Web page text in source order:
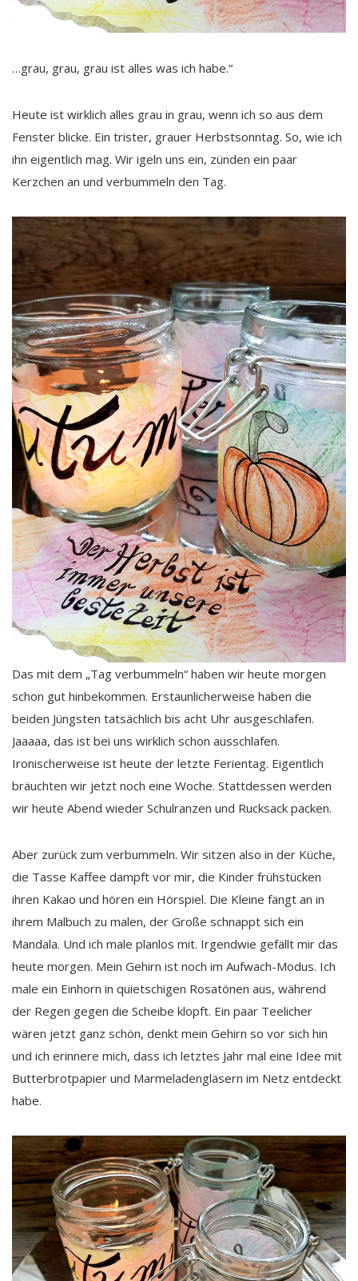
…grau, grau, grau ist alles was ich habe.“
Heute ist wirklich alles grau in grau, wenn ich so aus dem
Fenster blicke. Ein trister, grauer Herbstsonntag. So, wie ich
ihn eigentlich mag. Wir igeln uns ein, zünden ein paar
Kerzchen an und verbummeln den Tag.
Das mit dem „Tag verbummeln“ haben wir heute morgen
schon gut hinbekommen. Erstaunlicherweise haben die
beiden Jüngsten tatsächlich bis acht Uhr ausgeschlafen.
Jaaaaa, das ist bei uns wirklich schon ausschlafen.
Ironischerweise ist heute der letzte Ferientag. Eigentlich
bräuchten wir jetzt noch eine Woche. Stattdessen werden
wir heute Abend wieder Schulranzen und Rucksack packen.
Aber zurück zum verbummeln. Wir sitzen also in der Küche,
die Tasse Kaffee dampft vor mir, die Kinder frühstücken
ihren Kakao und hören ein Hörspiel. Die Kleine fängt an in
ihrem Malbuch zu malen, der Große schnappt sich ein
Mandala. Und ich male planlos mit. Irgendwie gefällt mir das
heute morgen. Mein Gehirn ist noch im Aufwach-Modus. Ich
male ein Einhorn in quietschigen Rosatönen aus, während
der Regen gegen die Scheibe klopft. Ein paar Teelicher
wären jetzt ganz schön, denkt mein Gehirn so vor sich hin
und ich erinnere mich, dass ich letztes Jahr mal eine Idee mit
Butterbrotpapier und Marmeladengläsern im Netz entdeckt
habe.